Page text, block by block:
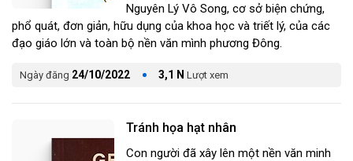
Ngày đăng 24/10/2022 3,1 N Lượt xem
Nguyên Lý Vô Song, cơ sở biện chứng,
phổ quát, đơn giản, hữu dụng của khoa học và triết lý, của các
đạo giáo lớn và toàn bộ nền văn mình phương Đông.
Tránh họa hạt nhân
Con người đã xây lên một nền văn minh